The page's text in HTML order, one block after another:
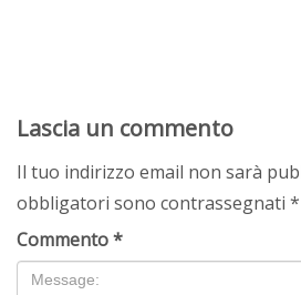
Lascia un commento
Il tuo indirizzo email non sarà
obbligatori sono contrassegnati *
Commento*